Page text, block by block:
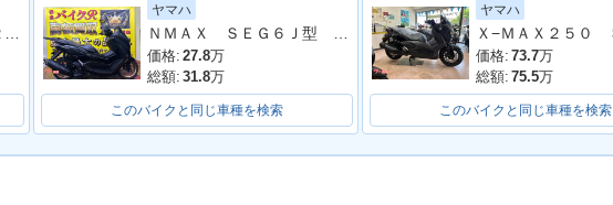
2017年 NMAX 155 AB
S・新登場
ヤマハ
価格: 27.8万
総額: 31.8万
このバイクと同じ車種を検索
ヤマハ
価格: 73.7万
総額: 75.5万
このバイクと同じ車種を検索